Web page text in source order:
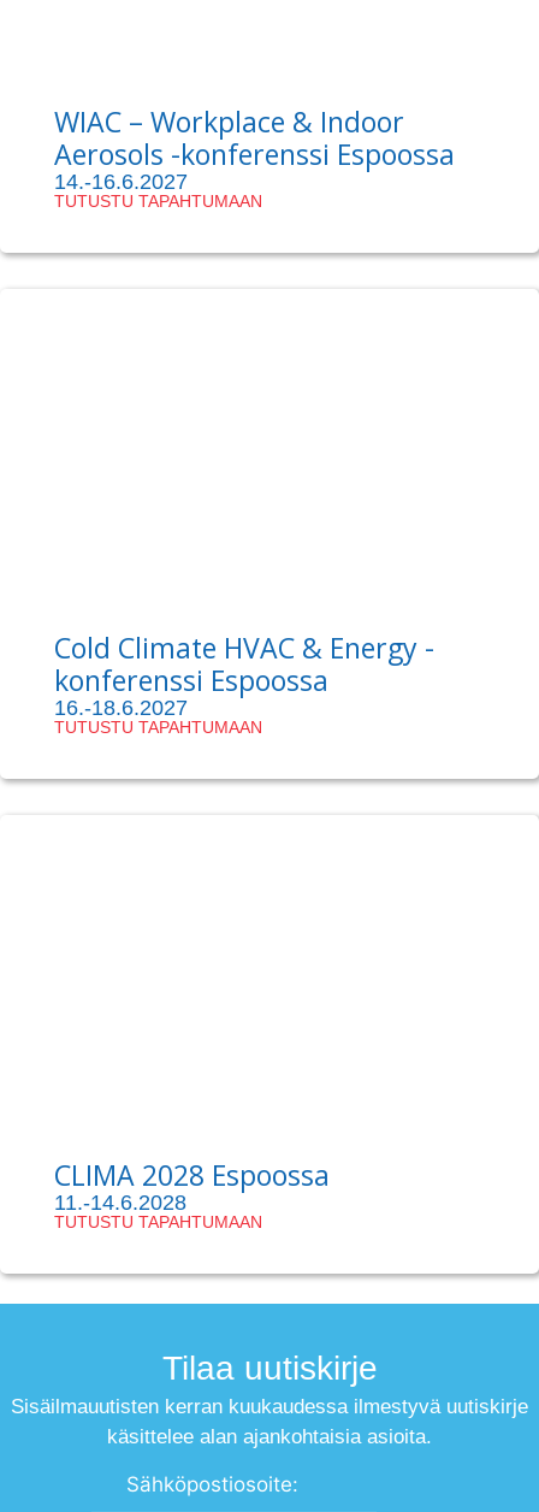
WIAC – Workplace & Indoor
Aerosols -konferenssi Espoossa
14.-16.6.2027
TUTUSTU TAPAHTUMAAN
Cold Climate HVAC & Energy -
konferenssi Espoossa
16.-18.6.2027
TUTUSTU TAPAHTUMAAN
CLIMA 2028 Espoossa
11.-14.6.2028
TUTUSTU TAPAHTUMAAN
Tilaa uutiskirje
Sisäilmauutisten kerran kuukaudessa ilmestyvä uutiskirje
käsittelee alan ajankohtaisia asioita.
Sähköpostiosoite: